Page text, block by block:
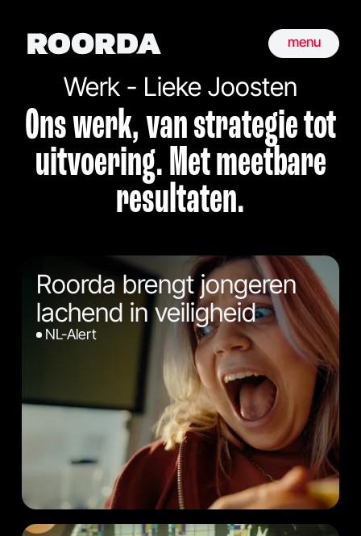
Werk - Lieke Joosten
Ons werk, van strategie tot
uitvoering. Met meetbare
resultaten.
Roorda brengt jongeren
lachend in veiligheid
NL-Alert
menu